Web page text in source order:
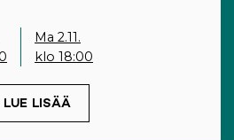
Ma 2.11.
klo 18:00
IN A NEW TAB)
LUE LISÄÄ